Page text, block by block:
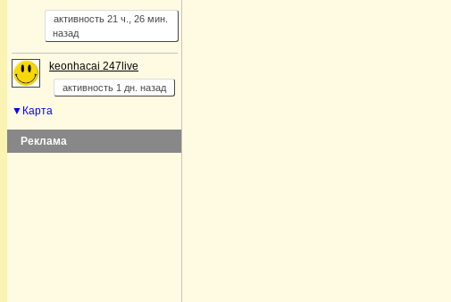
активность 21 ч., 26 мин.
назад
keonhacai 247live
активность 1 дн. назад
▼Карта
Реклама